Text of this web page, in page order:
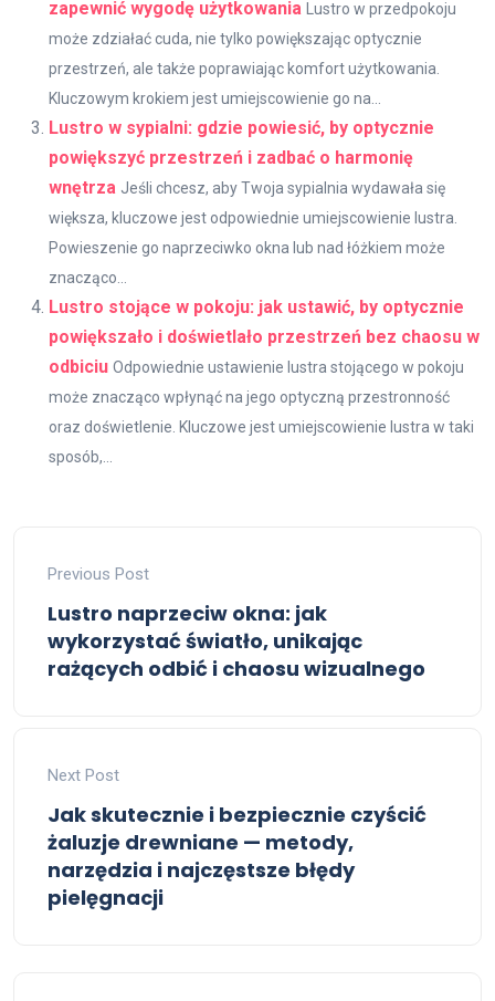
zapewnić wygodę użytkowania Lustro w przedpokoju
może zdziałać cuda, nie tylko powiększając optycznie
przestrzeń, ale także poprawiając komfort użytkowania.
Kluczowym krokiem jest umiejscowienie go na...
Lustro w sypialni: gdzie powiesić, by optycznie
powiększyć przestrzeń i zadbać o harmonię
wnętrza Jeśli chcesz, aby Twoja sypialnia wydawała się
większa, kluczowe jest odpowiednie umiejscowienie lustra.
Powieszenie go naprzeciwko okna lub nad łóżkiem może
znacząco...
Lustro stojące w pokoju: jak ustawić, by optycznie
powiększało i doświetlało przestrzeń bez chaosu w
odbiciu Odpowiednie ustawienie lustra stojącego w pokoju
może znacząco wpłynąć na jego optyczną przestronność
oraz doświetlenie. Kluczowe jest umiejscowienie lustra w taki
sposób,...
Previous Post
Lustro naprzeciw okna: jak
wykorzystać światło, unikając
rażących odbić i chaosu wizualnego
Next Post
Jak skutecznie i bezpiecznie czyścić
żaluzje drewniane — metody,
narzędzia i najczęstsze błędy
pielęgnacji